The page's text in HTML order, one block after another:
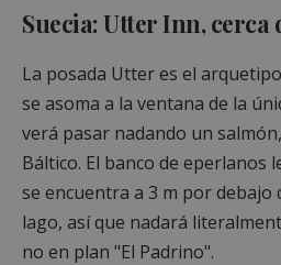
Suecia: Utter Inn, cerca
La posada Utter es el
se asoma a la ventana de la
verá pasar nadando un
Báltico. El banco de eperlanos
se encuentra a 3 m por debajo
lago, así que nadará
no en plan "El Padrino".